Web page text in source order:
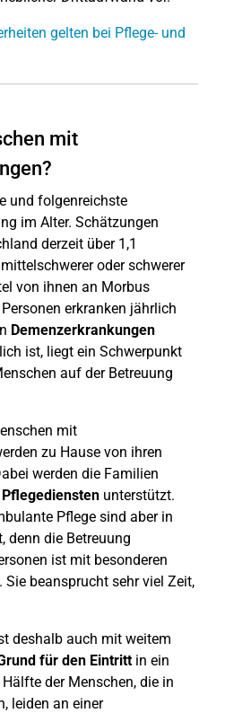
gelten bei Pflege- und
mit
und folgenreichste
im Alter. Schätzungen
derzeit über 1,1
oder schwerer
von ihnen an Morbus
erkranken jährlich
Demenzerkrankungen
ist, liegt ein Schwerpunkt
auf der Betreuung
mit
zu Hause von ihren
werden die Familien
unterstützt.
Pflege sind aber in
denn die Betreuung
ist mit besonderen
Sie beansprucht sehr viel Zeit,
deshalb auch mit weitem
für den Eintrittin ein
der Menschen, die in
leiden an einer